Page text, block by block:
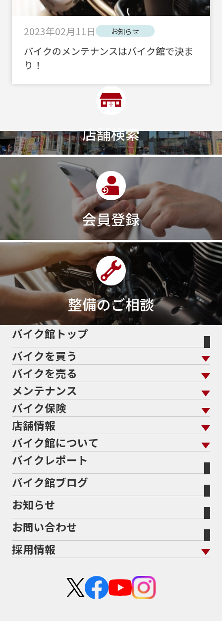
2023年02月11日 お知らせ
バイクのメンテナンスはバイク館で決ま
り！
店舗検索
会員登録
整備のご相談
バイク館トップ
バイクを買う
バイクを買う トップ
バイクを探す
メーカーから探す
色から探す
スタイルから探す
排気量から探す
地域から探す
走行距離から探す
中古車から探す
バイクを売る
バイクを売る トップ
バイク館買取の強み
バイクを高く売るコツ
バイク買取の流れ
全国展開の強み
よくあるご質問
バイク買取強化車両
メーカー別買取相場・
ヤマハ
ホンダ
スズキ
ハーレーダビッドソン
トライアンフ
アプリリア
KTM
モトグッツイ
MVアグスタ
メンテナンス
メンテナンス トップ
バイク点検
バイク車検
Bikeep
プロテクションフィルム
バイク保険
バイク保険 トップ
自賠責保険
任意保険
バイク保険無料見積り（現在未加入の方）
バイク保険無料見積り（他社でご加入の方）
盗難保険
店舗情報
店舗情報 トップ
北海道
宮城
福島
茨城
栃木
兵庫
バイク館について
バイク館について トップ
バイク館が選ばれる理由
会社概要
沿革
二輪公正取引協議会加盟店
バイクレポート
バイク館ブログ
お知らせ
お問い合わせ
採用情報
中途採用・アルバイト